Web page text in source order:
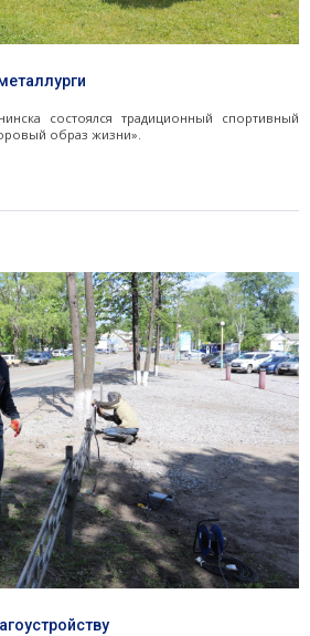
состоялся традиционный спортивный
образ жизни».